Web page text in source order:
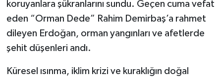
koruyanlara şükranlarını sundu. Geçen cuma vefat
eden “Orman Dede” Rahim Demirbaş’a rahmet
dileyen Erdoğan, orman yangınları ve afetlerde
şehit düşenleri andı.
Küresel ısınma, iklim krizi ve kuraklığın doğal